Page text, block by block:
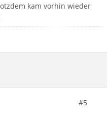
kam vorhin wieder
#5